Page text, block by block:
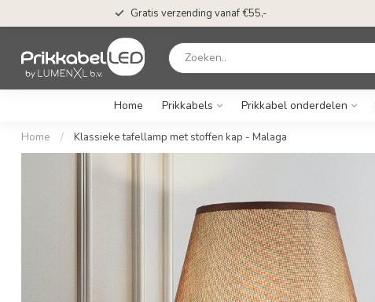
Gratis verzending vanaf €55,-
Home Prikkabels Prikkabel onderdelen
Home / Klassieke tafellamp met stoffen kap - Malaga